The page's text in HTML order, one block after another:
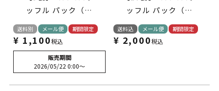
ッフル パック（レ
モン）【2個までメ
ール便対応】
送料別 メール便 期間限定
¥ 1,100税込
販売期間
2026/05/22 0:00〜
ッフル パック（レ
モン）
送料込 メール便 期間限定
¥ 2,000税込